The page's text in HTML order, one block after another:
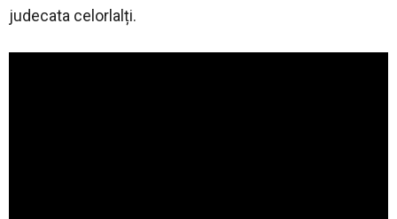
judecata celorlalți.